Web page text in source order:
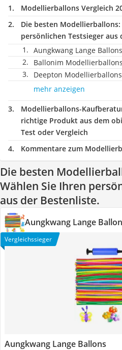
Modellierballons Vergleich
Die besten Modellierballons:
persönlichen Testsieger aus
Aungkwang Lange Ballons
Ballonim Modellierballons
Deepton Modellierballons
mehr anzeigen
Modellierballons-
richtige Produkt aus dem
Test oder Vergleich
Kommentare zum
Die besten
Wählen Sie Ihren
aus der Bestenliste.
Aungkwang Lange
Vergleichssieger
Aungkwang Lange Ballons